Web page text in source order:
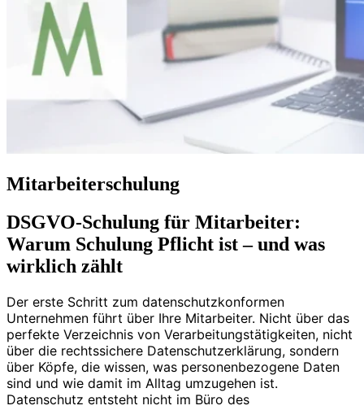
Mitarbeiterschulung
DSGVO-Schulung für Mitarbeiter:
Warum Schulung Pflicht ist – und was
wirklich zählt
Der erste Schritt zum datenschutzkonformen
Unternehmen führt über Ihre Mitarbeiter. Nicht über das
perfekte Verzeichnis von Verarbeitungstätigkeiten, nicht
über die rechtssichere Datenschutzerklärung, sondern
über Köpfe, die wissen, was personenbezogene Daten
sind und wie damit im Alltag umzugehen ist.
Datenschutz entsteht nicht im Büro des